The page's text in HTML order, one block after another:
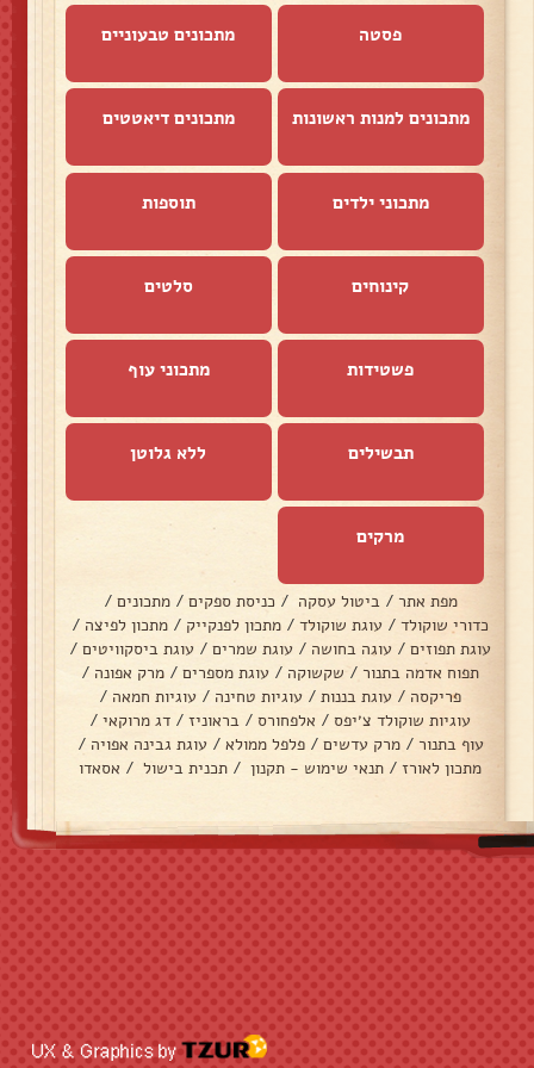
פסטה מתכונים טבעוניים
מתכונים למנות ראשונות מתכונים דיאטטים
מתכוני ילדים תוספות
קינוחים סלטים
פשטידות מתכוני עוף
תבשילים ללא גלוטן
מרקים
מפת אתר / ביטול עסקה / כניסת ספקים / מתכונים /
כדורי שוקולד / עוגת שוקולד / מתכון לפנקייק / מתכון לפיצה /
עוגת תפוזים / עוגה בחושה / עוגת שמרים / עוגת ביסקוויטים /
תפוח אדמה בתנור / שקשוקה / עוגת מספרים / מרק אפונה /
פריקסה / עוגת בננות / עוגיות טחינה / עוגיות חמאה /
עוגיות שוקולד צ׳יפס / אלפחורס / בראוניז / דג מרוקאי /
עוף בתנור / מרק עדשים / פלפל ממולא / עוגת גבינה אפויה /
מתכון לאורז / תנאי שימוש - תקנון / תכנית בישול / אסאדו